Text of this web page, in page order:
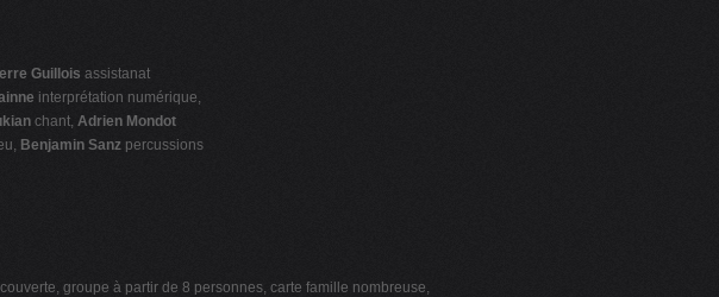
Guillois assistanat
interprétation numérique,
chant, Adrien Mondot
Benjamin Sanz percussions
groupe à partir de 8 personnes, carte famille nombreuse,